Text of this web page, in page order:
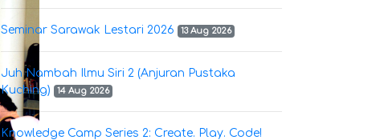
Seminar Sarawak Lestari 2026 13 Aug 2026
Juh Nambah Ilmu Siri 2 (Anjuran Pustaka
Kuching)
14 Aug 2026
Knowledge Camp Series 2: Create. Play. Code!